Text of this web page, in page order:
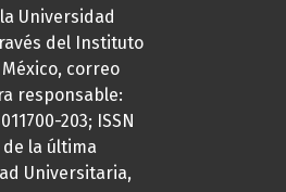
Universidad
del Instituto
correo
responsable:
203; ISSN
la última
Universitaria,